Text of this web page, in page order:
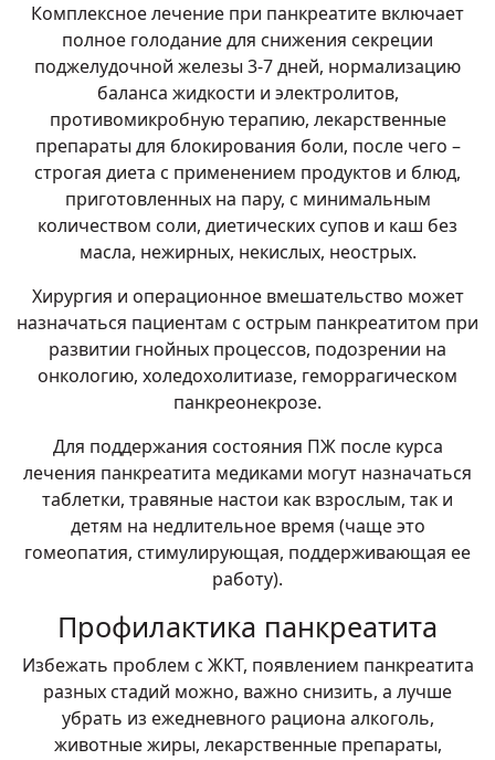
Комплексное лечение при панкреатите включает
полное голодание для снижения секреции
поджелудочной железы 3-7 дней, нормализацию
баланса жидкости и электролитов,
противомикробную терапию, лекарственные
препараты для блокирования боли, после чего –
строгая диета с применением продуктов и блюд,
приготовленных на пару, с минимальным
количеством соли, диетических супов и каш без
масла, нежирных, некислых, неострых.
Хирургия и операционное вмешательство может
назначаться пациентам с острым панкреатитом при
развитии гнойных процессов, подозрении на
онкологию, холедохолитиазе, геморрагическом
панкреонекрозе.
Для поддержания состояния ПЖ после курса
лечения панкреатита медиками могут назначаться
таблетки, травяные настои как взрослым, так и
детям на недлительное время (чаще это
гомеопатия, стимулирующая, поддерживающая ее
работу).
Профилактика панкреатита
Избежать проблем с ЖКТ, появлением панкреатита
разных стадий можно, важно снизить, а лучше
убрать из ежедневного рациона алкоголь,
животные жиры, лекарственные препараты,